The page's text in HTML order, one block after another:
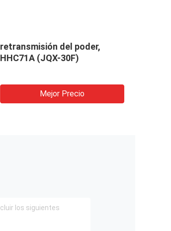
retransmisión del poder,
HHC71A (JQX-30F)
Mejor Precio